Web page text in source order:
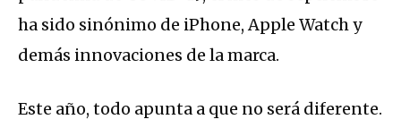
ha sido sinónimo de iPhone, Apple Watch y
demás innovaciones de la marca.
Este año, todo apunta a que no será diferente.